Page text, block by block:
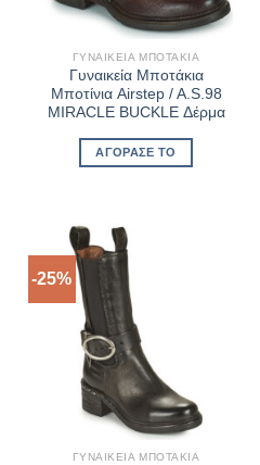
ΓΥΝΑΙΚΕΊΑ ΜΠΟΤΆΚΙΑ
Γυναικεία Μποτάκια
Μποτίνια Airstep / A.S.98
MIRACLE BUCKLE Δέρμα
ΑΓΌΡΑΣΈ ΤΟ
-25%
ΓΥΝΑΙΚΕΊΑ ΜΠΟΤΆΚΙΑ